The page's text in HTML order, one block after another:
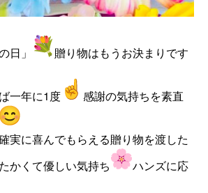
日」
贈り物はもうお決まりです
一年に1度
感謝の気持ちを素直
実に喜んでもらえる贈り物を渡した
かくて優しい気持ち
ハンズに応